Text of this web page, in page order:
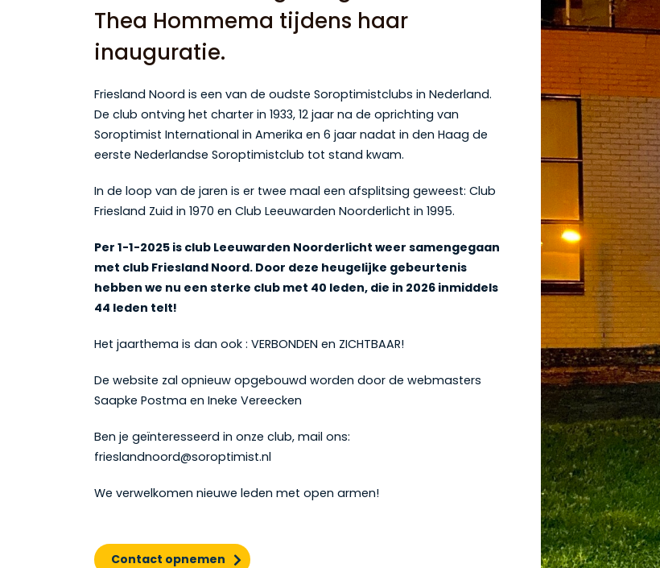
Thea Hommema tijdens haar
inauguratie.
Friesland Noord is een van de oudste Soroptimistclubs in Nederland.
De club ontving het charter in 1933, 12 jaar na de oprichting van
Soroptimist International in Amerika en 6 jaar nadat in den Haag de
eerste Nederlandse Soroptimistclub tot stand kwam.
In de loop van de jaren is er twee maal een afsplitsing geweest: Club
Friesland Zuid in 1970 en Club Leeuwarden Noorderlicht in 1995.
Per 1-1-2025 is club Leeuwarden Noorderlicht weer samengegaan
met club Friesland Noord. Door deze heugelijke gebeurtenis
hebben we nu een sterke club met 40 leden, die in 2026 inmiddels
44 leden telt!
Het jaarthema is dan ook : VERBONDEN en ZICHTBAAR!
De website zal opnieuw opgebouwd worden door de webmasters
Saapke Postma en Ineke Vereecken
Ben je geïnteresseerd in onze club, mail ons:
frieslandnoord@soroptimist.nl
We verwelkomen nieuwe leden met open armen!
Contact opnemen